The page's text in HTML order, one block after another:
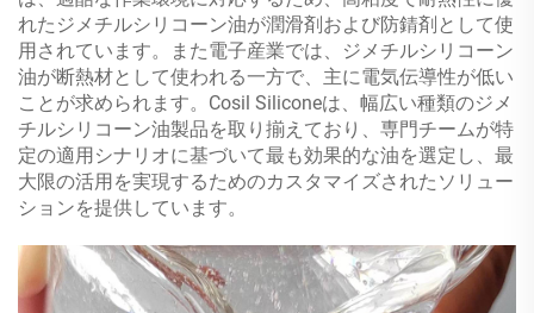
れたジメチルシリコーン油が潤滑剤および防錆剤として使
用されています。また電子産業では、ジメチルシリコーン
油が断熱材として使われる一方で、主に電気伝導性が低い
ことが求められます。Cosil Siliconeは、幅広い種類のジメ
チルシリコーン油製品を取り揃えており、専門チームが特
定の適用シナリオに基づいて最も効果的な油を選定し、最
大限の活用を実現するためのカスタマイズされたソリュー
ションを提供しています。